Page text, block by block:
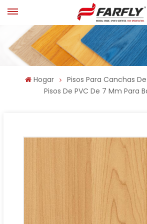
Hogar
Pisos Para Canchas
Pisos De PVC De 7 Mm Para